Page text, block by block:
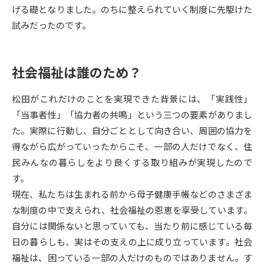
来場型・Web型イベント特集
受験準備
志望校・出願校を調べる
併願校選び 受験スケジュールを立てよう
先輩が入学を決めた理由
新生活お役立ちガイド
学問発見 学問検索
げる礎となりました。のちに整えられていく制度に先駆けた
試みだったのです。
社会福祉は誰のため？
松田がこれだけのことを実現できた背景には、「実践性」
「当事者性」「協力者の共鳴」という三つの要素がありまし
た。実際に行動し、自分ごととして向き合い、周囲の協力を
得ながら広がっていったからこそ、一部の人だけでなく、住
民みんなの暮らしをより良くする取り組みが実現したので
す。
現在、私たちは生まれる前から母子健康手帳などのさまざま
な制度の中で支えられ、社会福祉の恩恵を享受しています。
自分には関係ないと思っていても、当たり前に感じている毎
日の暮らしも、実はその支えの上に成り立っています。社会
福祉は、困っている一部の人だけのものではありません。す